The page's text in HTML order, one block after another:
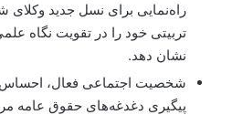
راه‌نمایی برای نسل جدید
تربیتی خود را در تقویت نگاه
نشان دهد.
شخصیت اجتماعی فعال، احساس
پیگیری دغدغه‌های حقوق عامه